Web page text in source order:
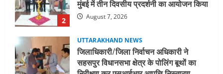
3
निरीक्षण कर एसआईआर आपत्ति निस्तारण
शिविर की व्यवस्थाओं का लिया जायजा
UTTARAKHAND NEWS
तीलू रौतेली पुरस्कार के लिए 13 वीरांगनाओं का
चयन : रेखा आर्या